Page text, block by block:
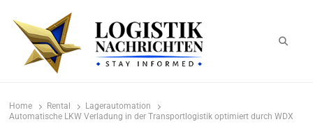
Home Rental
Lagerautomation
Automatische LKW Verladung in der Transportlogistik optimiert durch WDX